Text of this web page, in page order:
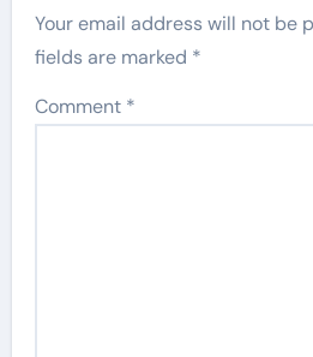
Your email address will not be
fields are marked *
Comment *